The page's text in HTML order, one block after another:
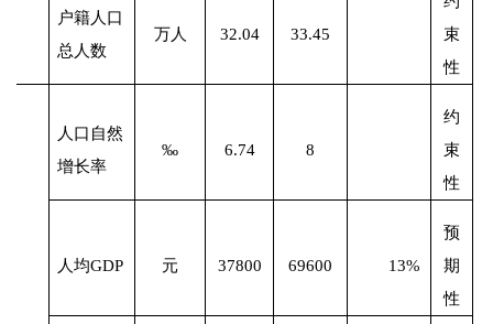
户籍人口
总人数
万人 32.04 33.45
束
性
人口自然
增长率
‰ 6.74 8
约
束
性
人均GDP 元 37800 69600 13%
预
期
性